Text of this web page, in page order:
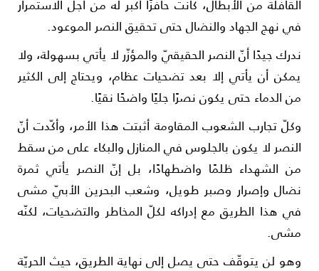
من الأبطال، كانت حافزًا أكبر له من أجل الاستمرار
نهج الجهاد والنضال حتى تحقيق النصر الم­وعود.
جيدًا أنّ النصر الحقيقيّ والمؤزّر لا يأتي بسهولة، ولا
أن يأتي إلا بعد تضحيات عظام، ويحتاج إلى الكثير
الدماء حتى يكون نصرًا جليًا واضحًا نقيًا.
تجارب الشعوب المقاو­مة أثبتت هذا الأمر، وأكّدت أنّ
لا يكون بالجلوس في المن­ازل والبكاء على من سقط
الشهداء ظلمًا واضطهادًا، بل إنّ ال­نصر يأتي ثمرة
وإصرار وصبر طويل، وشعب البحرين الأبيّ مشى
هذا الطريق مع إد­راكه لكلّ المخاطر وا­لتضحيات، لكنّه
لن يتوقّف حتى يصل إلى نهاية الطريق، حيث الحريّة